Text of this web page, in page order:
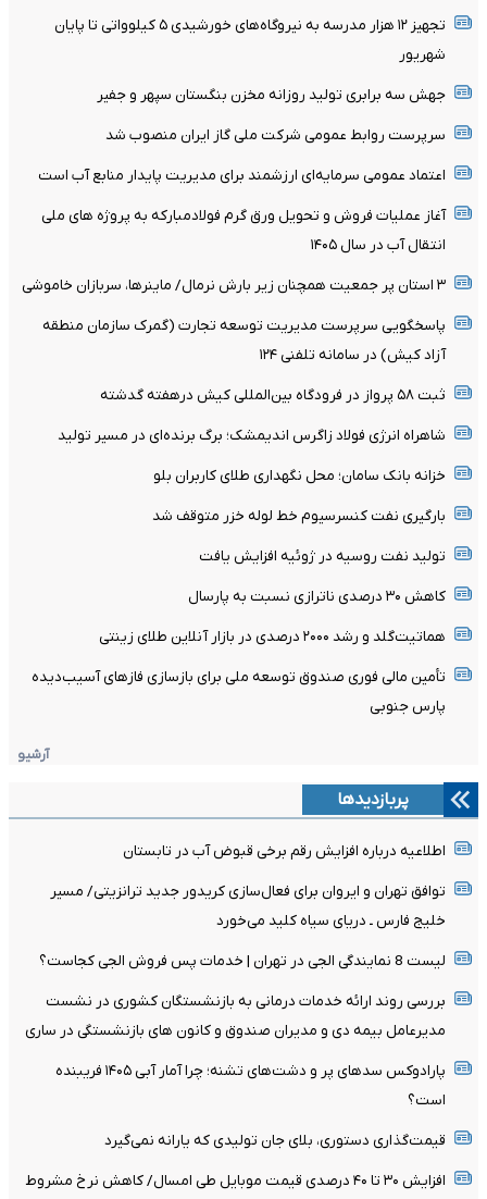
تجهیز ۱۲ هزار مدرسه به نیروگاه‌های خورشیدی ۵ کیلوواتی تا پایان
شهریور
جهش سه برابری تولید روزانه مخزن بنگستان سپهر و جفیر
سرپرست روابط عمومی شرکت ملی گاز ایران منصوب شد
اعتماد عمومی سرمایه‌ای ارزشمند برای مدیریت پایدار منابع آب است
آغاز عملیات فروش و تحویل ورق گرم فولادمبارکه به پروژه های ملی
انتقال آب در سال ۱۴۰۵
۳ استان پر جمعیت همچنان زیر بارش نرمال/ ماینرها، سربازان خاموشی
پاسخگویی سرپرست مدیریت توسعه تجارت (گمرک سازمان منطقه
آزاد کیش) در سامانه تلفنی ۱۲۴
ثبت ۵۸ پرواز در فرودگاه بین‌المللی کیش درهفته گدشته
شاهراه انرژی فولاد زاگرس اندیمشک؛ برگ برنده‌ای در مسیر تولید
خزانه بانک سامان؛ محل نگهداری طلای کاربران بلو
بارگیری نفت کنسرسیوم خط لوله خزر متوقف شد
تولید نفت روسیه در ژوئیه افزایش یافت
کاهش ۳۰ درصدی ناترازی نسبت به پارسال
هماتیت‌گلد و رشد ۲۰۰۰ درصدی در بازار آنلاین طلای زینتی
تأمین مالی فوری صندوق توسعه ملی برای بازسازی فازهای آسیب‌دیده
پارس جنوبی
آرشیو
پربازدیدها
اطلاعیه درباره افزایش رقم برخی قبوض آب در تابستان
توافق تهران و ایروان برای فعال‌سازی کریدور جدید ترانزیتی/ مسیر
خلیج فارس ـ دریای سیاه کلید می‌خورد
لیست 8 نمایندگی الجی در تهران | خدمات پس فروش الجی کجاست؟
بررسی روند ارائه خدمات درمانی به بازنشستگان کشوری در نشست
مدیرعامل بیمه دی و مدیران صندوق و کانون های بازنشستگی در ساری
پارادوکس سدهای پر و دشت‌های تشنه؛ چرا آمار آبی ۱۴۰۵ فریبنده
است؟
قیمت‌گذاری دستوری، بلای جان تولیدی که یارانه نمی‌گیرد
افزایش ۳۰ تا ۴۰ درصدی قیمت موبایل طی امسال/ کاهش نرخ مشروط